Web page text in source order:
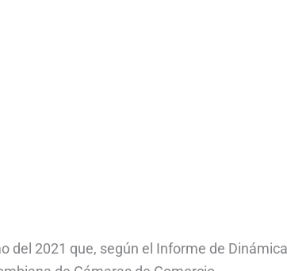
del 2021 que, según el Informe de